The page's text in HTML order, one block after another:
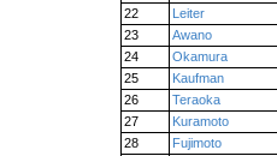
22
Leiter
23
Awano
24
Okamura
25
Kaufman
26
Teraoka
27
Kuramoto
28
Fujimoto